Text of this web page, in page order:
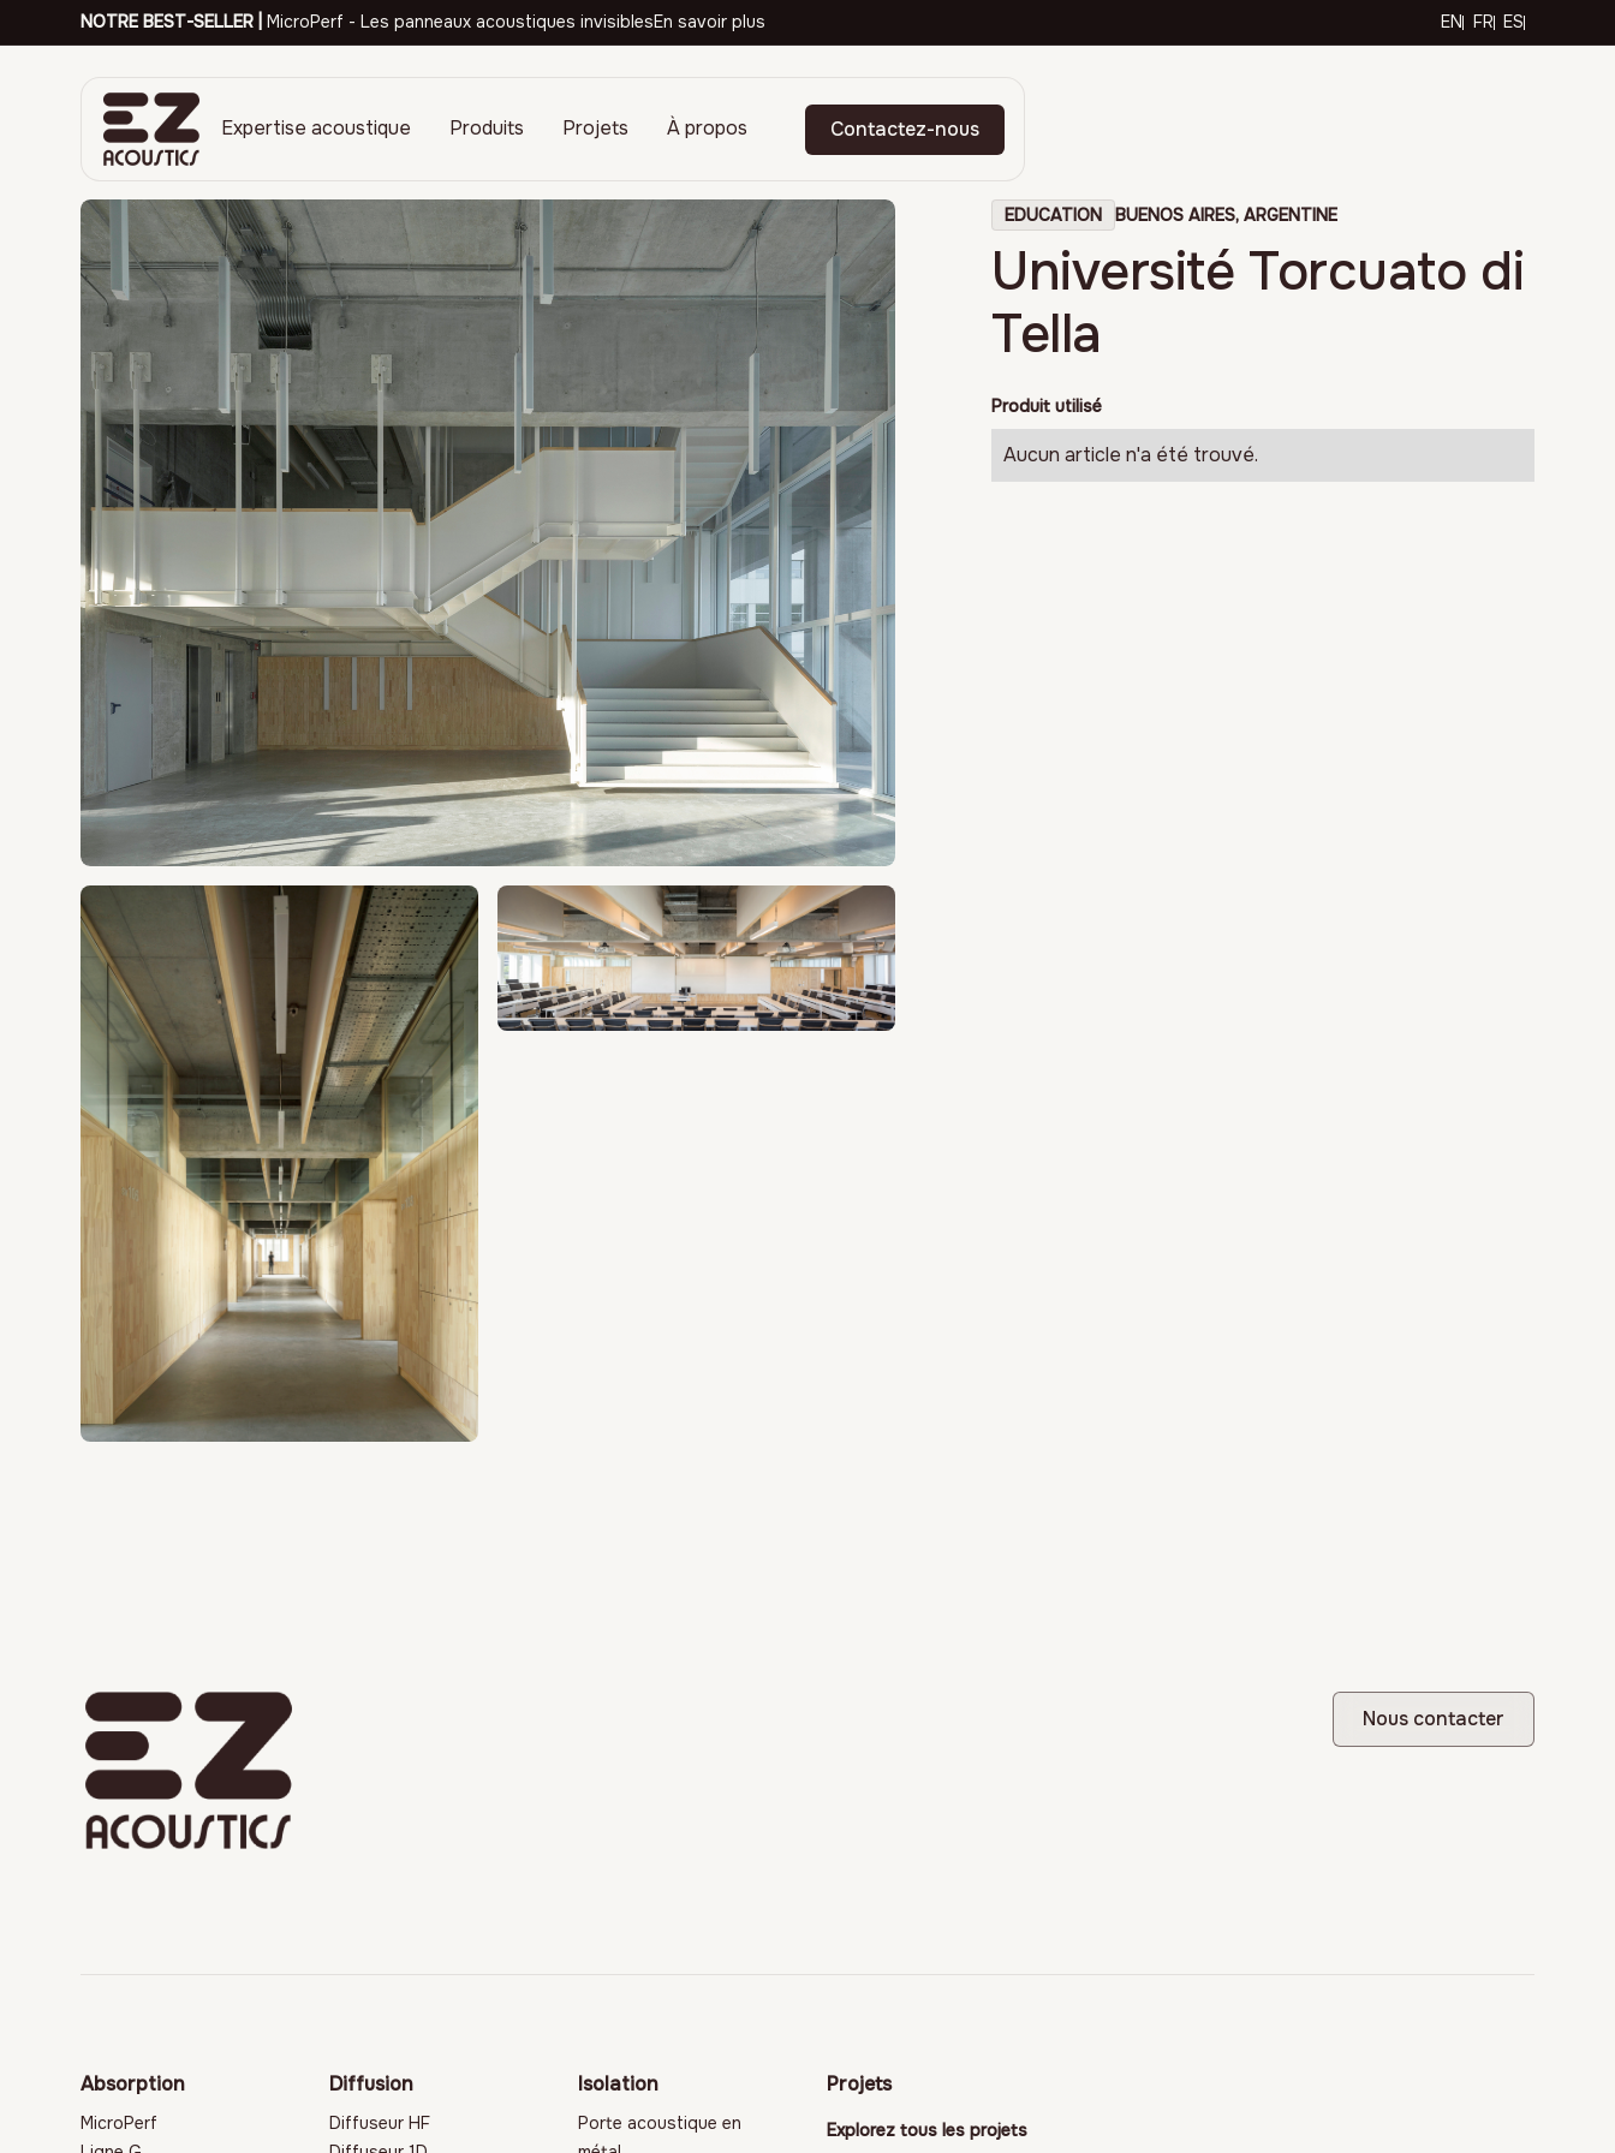
NOTRE BEST-SELLER |MicroPerf - Les panneaux acoustiques invisiblesEn savoir plus EN FR ES
Expertise acoustique Produits Projets À propos Contactez-nous
EDUCATION BUENOS AIRES, ARGENTINE
Université Torcuato di
Tella
Produit utilisé
Aucun article n'a été trouvé.
Nous contacter
Absorption
MicroPerf
Diffusion
Diffuseur HF
Isolation
Porte acoustique en
Projets
Explorez tous les projets